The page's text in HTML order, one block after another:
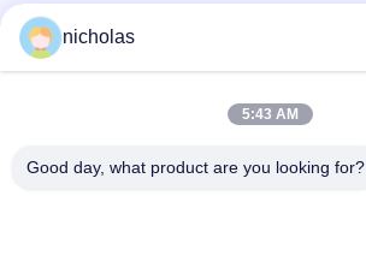
nicholas
5:43 AM
Good day, what product are you looking for?